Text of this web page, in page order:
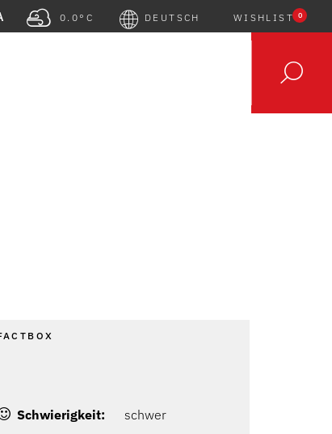
0.0°C DEUTSCH WISHLIST 0
Schwierigkeit:
schwer